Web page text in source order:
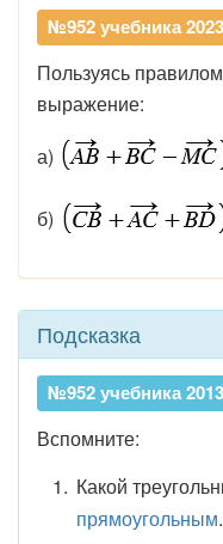
№952 учебника
Пользуясь
выражение:
а)
б)
Подсказка
№952 учебника
Вспомните:
Какой
прямоугольным.